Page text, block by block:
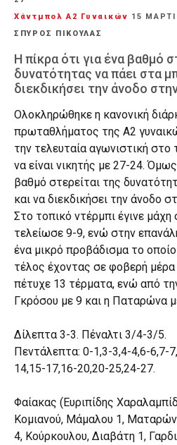
Χάντμπολ Α2 Γυναικών 15
ΣΠΥΡΟΣ ΠΙΚΟΥΛΑΣ
Η πίκρα ότι για ένα βαθμό
δυνατότητας να πάει στα
διεκδικήσει την άνοδο
Ολοκληρώθηκε η κανονική
πρωταθλήματος της Α2
την τελευταία αγωνιστική στο
να είναι νικητής με 27-24.
βαθμό στερείται της
και να διεκδικήσει την άνοδο
Στο τοπικό ντέρμπι έγινε μάχη
τελείωσε 9-9, ενώ στην
ένα μικρό προβάδισμα το
τέλος έχοντας σε φοβερή
πέτυχε 13 τέρματα, ενώ από
Γκρόσου με 9 και η Παταρώνα
Δίλεπτα 3-3. Πέναλτι 3/4-3/5.
Πεντάλεπτα: 0-1,3-3,4-4,6-6,7-
14,15-17,16-20,20-25,24-27.
Φαίακας (Ευριπίδης
Κομιανού, Μάμαλου 1,
4, Κούρκουλου, Διαβάτη 1,